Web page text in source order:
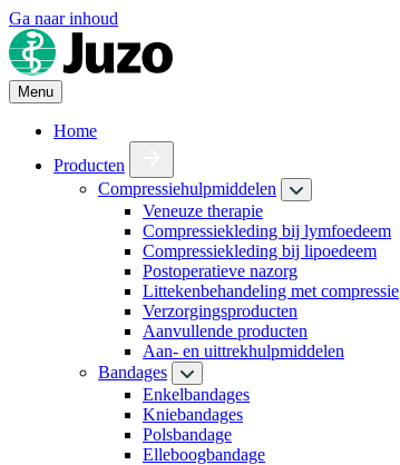
Ga naar inhoud
Menu
Home
Producten
Compressiehulpmiddelen
Veneuze therapie
Compressiekleding bij lymfoedeem
Compressiekleding bij lipoedeem
Postoperatieve nazorg
Littekenbehandeling met compressie
Verzorgingsproducten
Aanvullende producten
Aan- en uittrekhulpmiddelen
Bandages
Enkelbandages
Kniebandages
Polsbandage
Elleboogbandage